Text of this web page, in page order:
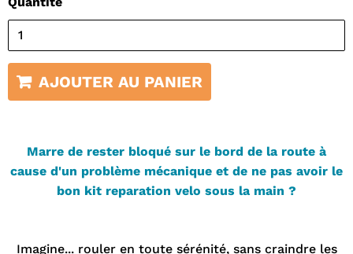
AJOUTER AU PANIER
Marre de rester bloqué sur le bord de la route à
cause d'un problème mécanique et de ne pas avoir le
bon kit reparation velo sous la main ?
Imagine... rouler en toute sérénité, sans craindre les